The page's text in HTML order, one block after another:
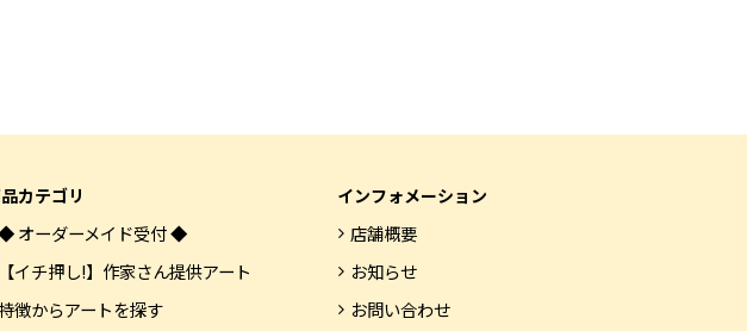
カテゴリ
オーダーメイド受付 ◆
【イチ押し!】作家さん提供アート
徴からアートを探す
インフォメーション
店舗概要
お知らせ
お問い合わせ